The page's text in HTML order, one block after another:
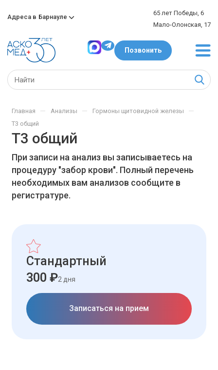
Адреса в Барнауле
65 лет Победы, 6
Мало-Олонская, 17
Позвонить
Т3 общий
При записи на анализ вы записываетесь на
процедуру "забор крови". Полный перечень
необходимых вам анализов сообщите в
регистратуре.
Главная — Анализы — Гормоны щитовидной железы —
Т3 общий
Стандартный
300 ₽2 дня
Записаться на прием